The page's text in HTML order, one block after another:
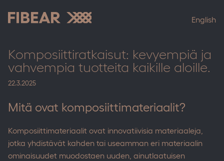
English
Komposiittiratkaisut: kevyempiä ja
vahvempia tuotteita kaikille aloille.
22.3.2025
Mitä ovat komposiittimateriaalit?
Komposiittimateriaalit ovat innovatiivisia materiaaleja,
jotka yhdistävät kahden tai useamman eri materiaalin
ominaisuudet muodostaen uuden, ainutlaatuisen